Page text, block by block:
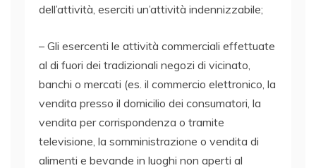
dell’attività, eserciti un’attività indennizzabile;
– Gli esercenti le attività commerciali effettuate
al di fuori dei tradizionali negozi di vicinato,
banchi o mercati (es. il commercio elettronico, la
vendita presso il domicilio dei consumatori, la
vendita per corrispondenza o tramite
televisione, la somministrazione o vendita di
alimenti e bevande in luoghi non aperti al